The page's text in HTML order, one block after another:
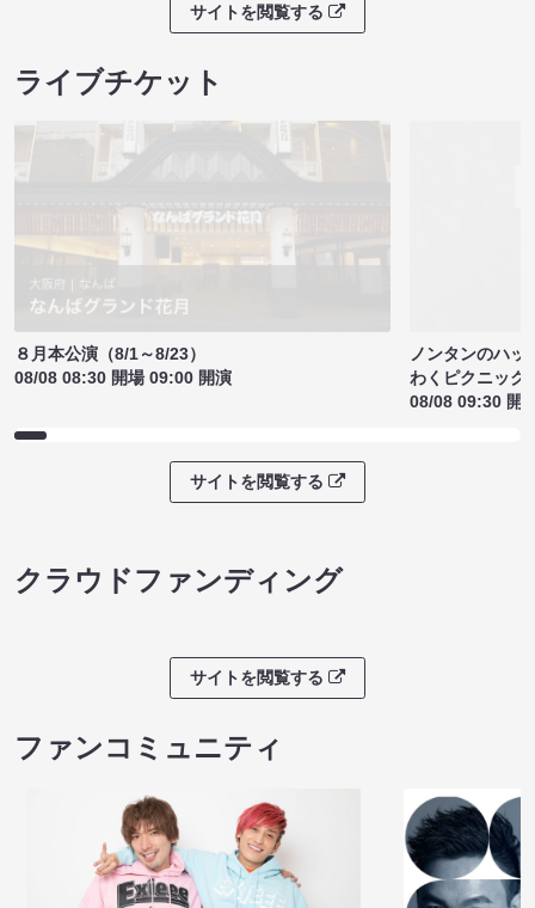
サイトを閲覧する
ライブチケット
８月本公演（8/1～8/23）
08/08 08:30 開場 09:00 開演
ノンタンのハッ
わくピクニック
08/08 09:30 開
サイトを閲覧する
クラウドファンディング
サイトを閲覧する
ファンコミュニティ